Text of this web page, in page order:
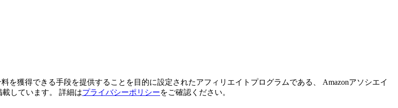
を獲得できる手段を提供することを目的に設定されたアフィリエイトプログラムである、 Amazonアソシエイ
載しています。 詳細はプライバシーポリシーをご確認ください。